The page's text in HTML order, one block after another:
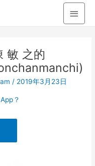
主
之的
/ 2019年3月23日
？